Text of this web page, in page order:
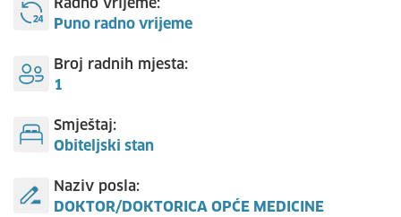
Radno vrijeme:
Puno radno vrijeme
Broj radnih mjesta:
1
Smještaj:
Obiteljski stan
Naziv posla:
DOKTOR/DOKTORICA OPĆE MEDICINE